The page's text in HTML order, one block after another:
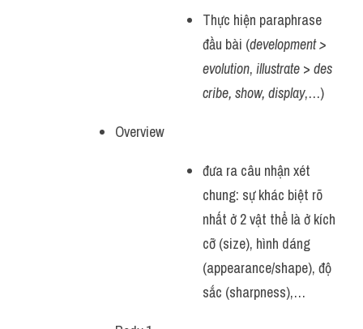
Thực hiện paraphrase
đầu bài (development >
evolution, illustrate > des
cribe, show, display,…)
Overview
đưa ra câu nhận xét
chung: sự khác biệt rõ
nhất ở 2 vật thể là ở kích
cỡ (size), hình dáng
(appearance/shape), độ
sắc (sharpness),…